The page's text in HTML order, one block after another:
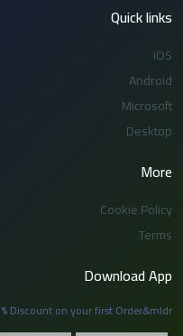
Quick links
iOS
Android
Microsoft
Desktop
More
Cookie Policy
Terms
Download App
Discount on your first Order&mldr;!